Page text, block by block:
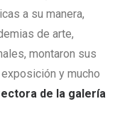
a su manera,
de arte,
montaron sus
y mucho
de la galería